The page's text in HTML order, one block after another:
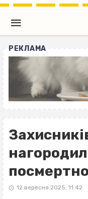
РЕКЛАМА
посмертно
12 вересня 2025, 11:42